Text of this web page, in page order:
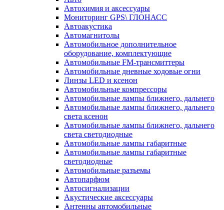
Автохимия и аксессуары
Мониторинг GPS\ ГЛОНАСС
Автоакустика
Автомагнитолы
Автомобильное дополнительное
оборудование, комплектующие
Автомобильные FM-трансмиттеры
Автомобильные дневные ходовые огни
Линзы LED и ксенон
Автомобильные компрессоры
Автомобильные лампы ближнего, дальнего
Автомобильные лампы ближнего, дальнего
света ксенон
Автомобильные лампы ближнего, дальнего
света светодиодные
Автомобильные лампы габаритные
Автомобильные лампы габаритные
светодиодные
Автомобильные разъемы
Автопарфюм
Автосигнализации
Акустические аксессуары
Антенны автомобильные